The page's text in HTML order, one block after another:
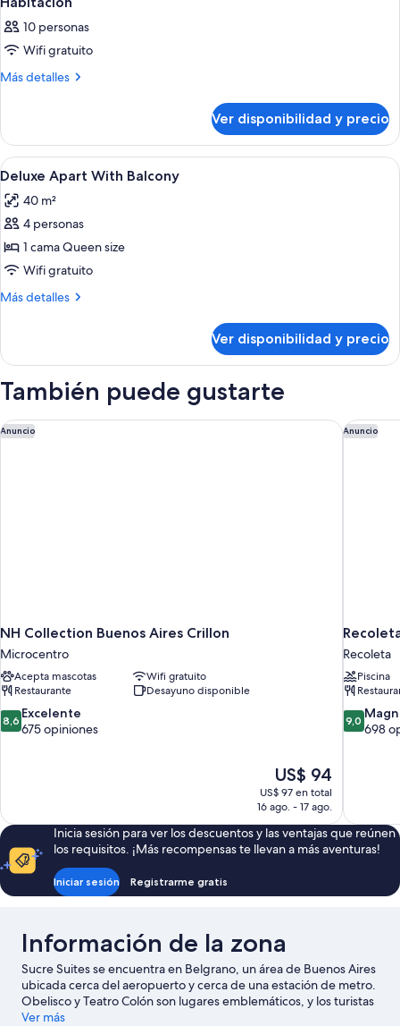
10 personas
Wifi gratuito
Más detalles
Más
Ver disponibilidad y precio
Ver
todas
las
fotos
de
Deluxe
Apart
Habitación de hotel con cama, sofá,
18
Deluxe Apart With Balcony
40 m²
4 personas
1 cama Queen size
Wifi gratuito
Más detalles
Más
Apart
Balcony
Ver disponibilidad y precio
También puede gustarte
Anuncio
NH Collection Buenos Aires Crillon
Microcentro
Acepta mascotas
Wifi gratuito
Restaurante
Desayuno disponible
8.6
de
8,6 Excelente
675 opiniones
El
precio
actual
de
US$ 94
US$ 94
US$ 97 en total
16 ago. - 17 ago.
NH Collection Buenos Aires Crillon Anuncio
Recoleta
Piscina
9.0
de
9,0
698
Inicia sesión para ver los descuentos y las ventajas que reúnen
los requisitos. ¡Más recompensas te llevan a más aventuras!
Iniciar sesión Registrarme gratis
Información de la zona
Sucre Suites se encuentra en Belgrano, un área de Buenos Aires
ubicada cerca del aeropuerto y cerca de una estación de metro.
Obelisco y Teatro Colón son lugares emblemáticos, y los turistas
que quieran ir de compras pueden visitar Palermo Soho y Calle
Ver más